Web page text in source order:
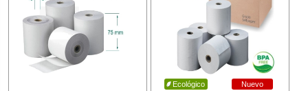
Ecológico Nuevo